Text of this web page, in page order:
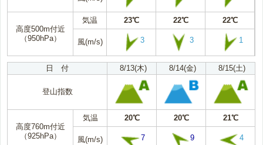
高度500m付近
（950hPa）
気温 23℃ 22℃ 22℃
風(m/s) 3 3 1
日 付 8/13(木) 8/14(金) 8/15(土)
登山指数
高度760m付近
（925hPa）
気温 20℃ 20℃ 21℃
風(m/s) 7 9 4